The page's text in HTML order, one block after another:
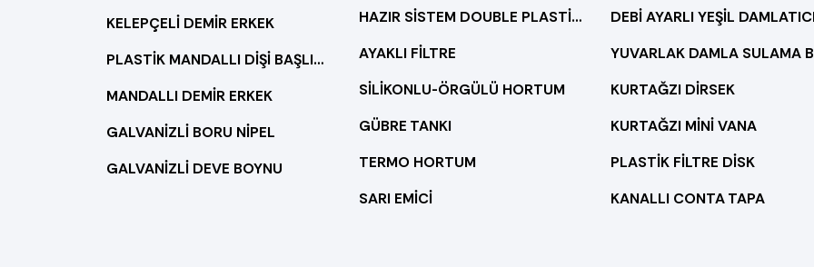
KELEPÇELİ DEMİR ERKEK
PLASTİK MANDALLI DİŞİ BAŞLIK(KOMPLE PLASTİK)
MANDALLI DEMİR ERKEK
GALVANİZLİ BORU NİPEL
GALVANİZLİ DEVE BOYNU
HAZIR SİSTEM DOUBLE PLASTİK FİLTRELİ
AYAKLI FİLTRE
SİLİKONLU-ÖRGÜLÜ HORTUM
GÜBRE TANKI
TERMO HORTUM
SARI EMİCİ
DEBİ AYARLI YEŞİL
KURTAĞZI DİRSEK
KURTAĞZI MİNİ VANA
PLASTİK FİLTRE DİSK
KANALLI CONTA TAPA